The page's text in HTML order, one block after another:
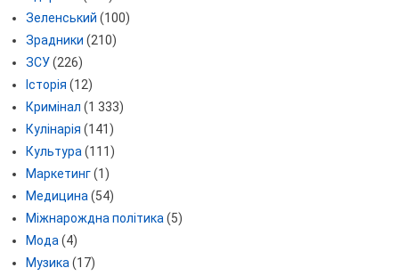
Зеленський (100)
Зрадники (210)
ЗСУ(226)
Історія (12)
Кримінал (1 333)
Кулінарія (141)
Культура (111)
Маркетинг(1)
Медицина (54)
Міжнарождна політика (5)
Мода (4)
Музика (17)